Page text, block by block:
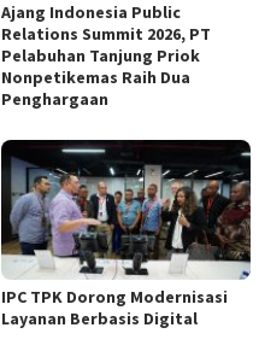
Ajang Indonesia Public
Relations Summit 2026, PT
Pelabuhan Tanjung Priok
Nonpetikemas Raih Dua
Penghargaan
IPC TPK Dorong Modernisasi
Layanan Berbasis Digital